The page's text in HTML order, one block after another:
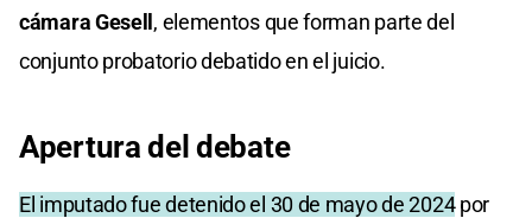
cámara Gesell , elementos que forman parte del
conjunto probatorio debatido en el juicio.
Apertura del debate
El imputado fue detenido el 30 de mayo de 2024por